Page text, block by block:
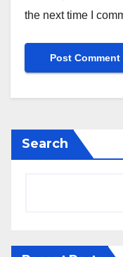
the next time I
Search